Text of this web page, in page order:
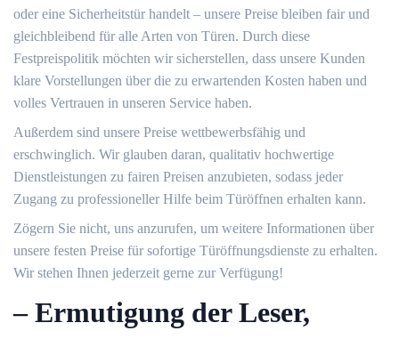
oder eine Sicherheitstür handelt – unsere Preise bleiben fair und
gleichbleibend für alle Arten von Türen.​ Durch diese
Festpreispolitik möchten wir sicherstellen, dass unsere Kunden
klare Vorstellungen über die zu erwartenden Kosten haben und
volles Vertrauen in unseren Service haben.​
Außerdem sind unsere Preise wettbewerbsfähig und
erschwinglich.​ Wir glauben daran, qualitativ hochwertige
Dienstleistungen zu fairen Preisen anzubieten, sodass jeder
Zugang zu professioneller Hilfe beim Türöffnen erhalten kann.
Zögern Sie nicht, uns anzurufen, um weitere Informationen über
unsere festen Preise für sofortige Türöffnungsdienste zu erhalten.​
Wir stehen Ihnen jederzeit gerne zur Verfügung!
– Ermutigung der Leser,